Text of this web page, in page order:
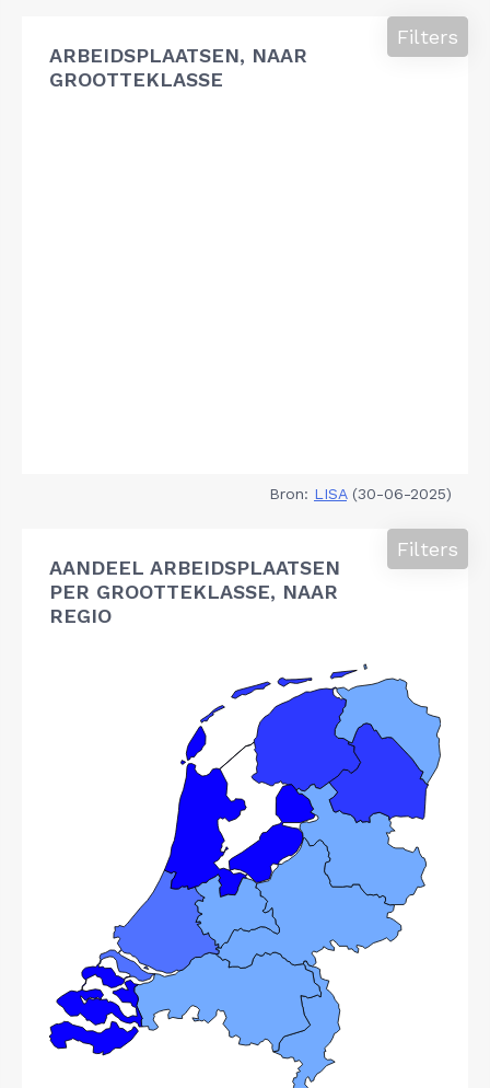
ARBEIDSPLAATSEN, NAAR
GROOTTEKLASSE
Filters
Bron: LISA(30-06-2025)
AANDEEL ARBEIDSPLAATSEN
PER GROOTTEKLASSE, NAAR
REGIO
Filters